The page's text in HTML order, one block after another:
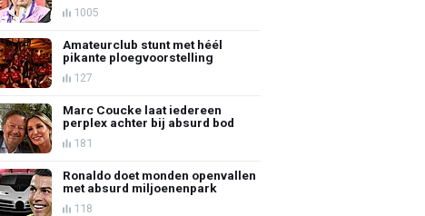
1005
Amateurclub stunt met héél
pikante ploegvoorstelling
127
Marc Coucke laat iedereen
perplex achter bij absurd bod
181
Ronaldo doet monden openvallen
met absurd miljoenenpark
118